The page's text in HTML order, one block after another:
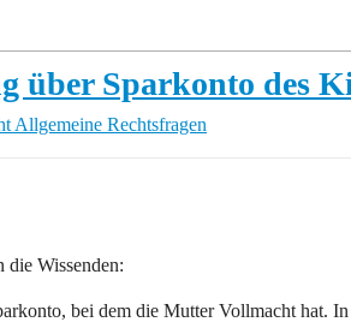
über Sparkonto des
Allgemeine Rechtsfragen
die Wissenden:
bei dem die Mutter Vollmacht hat.